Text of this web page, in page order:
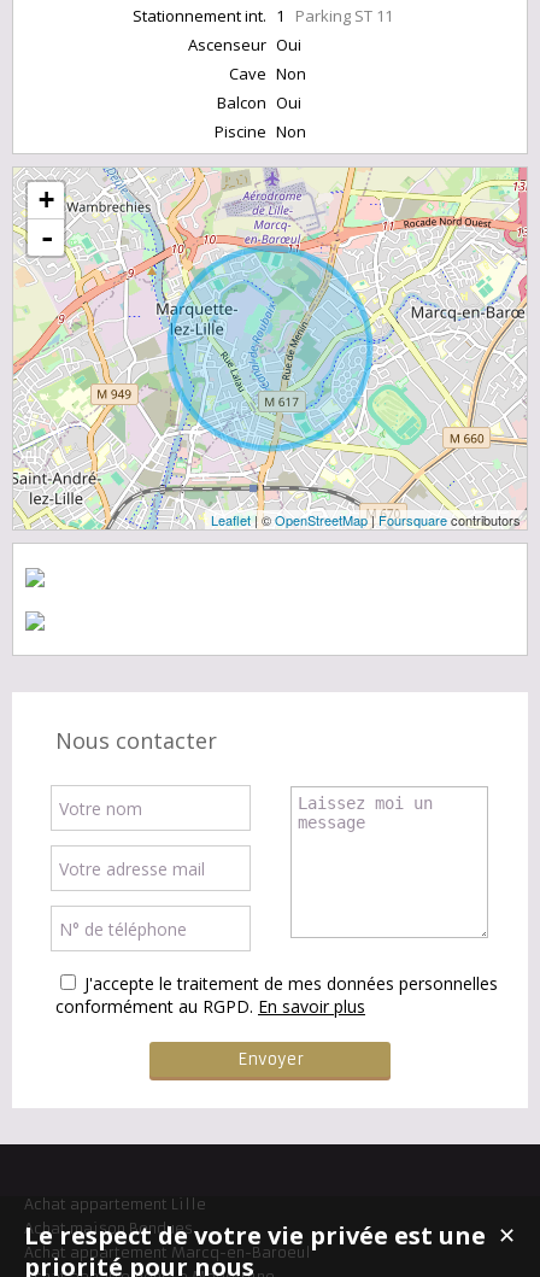
Stationnement int. 1 Parking ST 11
Ascenseur Oui
Cave Non
Balcon Oui
Piscine Non
+
-
Leaflet| ©OpenStreetMap|Foursquarecontributors
Nous contacter
J'accepte le traitement de mes données personnelles
conformément au RGPD. En savoir plus
Achat appartement Lille
Achat maison Bondues
Achat appartement Marcq-en-Baroeul
✕
Le respect de votre vie privée est une
priorité pour nous